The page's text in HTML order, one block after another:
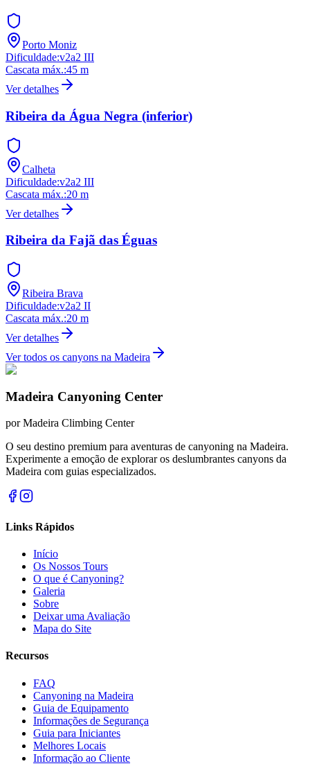
Porto Moniz
Dificuldade:v2a2 III
Cascata máx.:45 m
Ver detalhes
Ribeira da Água Negra (inferior)
Calheta
Dificuldade:v2a2 III
Cascata máx.:20 m
Ver detalhes
Ribeira da Fajã das Éguas
Ribeira Brava
Dificuldade:v2a2 II
Cascata máx.:20 m
Ver detalhes
Ver todos os canyons na Madeira
Madeira Canyoning Center
porMadeira Climbing Center
O seu destino premium para aventuras de canyoning na Madeira.
Experimente a emoção de explorar os deslumbrantes canyons da
Madeira com guias especializados.
Links Rápidos
Início
Os Nossos Tours
O que é Canyoning?
Galeria
Sobre
Deixar uma Avaliação
Mapa do Site
Recursos
FAQ
Canyoning na Madeira
Guia de Equipamento
Informações de Segurança
Guia para Iniciantes
Melhores Locais
Informação ao Cliente